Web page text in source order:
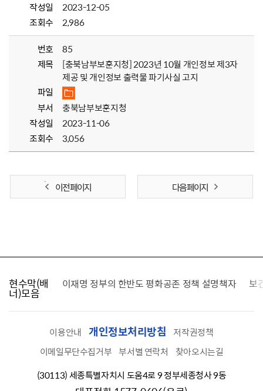
작성일
2023-12-05
조회수
2,986
번호
85
제목
[충북남부보훈지청] 2023년 10월 개인정보 제3자
제공 및 개인정보 출력물 파기사실 고지
파일
부서
충북남부보훈지청
작성일
2023-11-06
조회수
3,056
이전 페이지 다음 페이지
현수막(배
너)모음
찾습니다 이재명 정부의 한반도 평화공존 정책 설명책자 보
이용안내 개인정보처리방침
저작권정책
이메일무단수집거부 부서별 연락처
찾아오시는길
(30113) 세종특별자치시 도움4로 9 정부세종청사 9동